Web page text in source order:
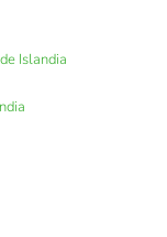
Islandia